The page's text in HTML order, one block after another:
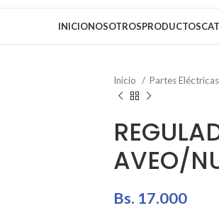
INICIONOSOTROSPRODUCTOS
Inicio Partes Eléctricas
AVEO/
Bs. 17.000